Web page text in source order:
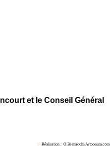
et le Conseil Général
Réalisation : O.Bernacchi/Artoonum.com